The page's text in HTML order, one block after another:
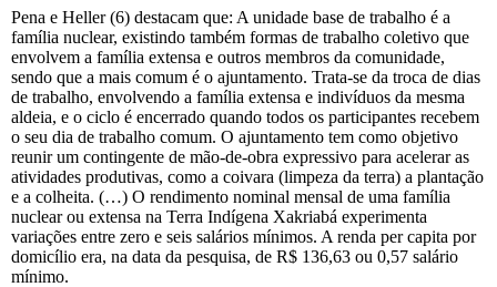
Pena e Heller (6) destacam que: A unidade base de trabalho é a
família nuclear, existindo também formas de trabalho coletivo que
envolvem a família extensa e outros membros da comunidade,
sendo que a mais comum é o ajuntamento. Trata-se da troca de dias
de trabalho, envolvendo a família extensa e indivíduos da mesma
aldeia, e o ciclo é encerrado quando todos os participantes recebem
o seu dia de trabalho comum. O ajuntamento tem como objetivo
reunir um contingente de mão-de-obra expressivo para acelerar as
atividades produtivas, como a coivara (limpeza da terra) a plantação
e a colheita. (…) O rendimento nominal mensal de uma família
nuclear ou extensa na Terra Indígena Xakriabá experimenta
variações entre zero e seis salários mínimos. A renda per capita por
domicílio era, na data da pesquisa, de R$ 136,63 ou 0,57 salário
mínimo.